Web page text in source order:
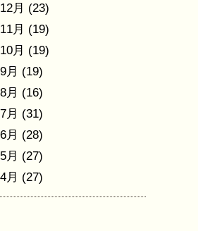
月 (23)
月 (19)
月 (19)
月 (19)
月 (16)
月 (31)
月 (28)
月 (27)
月 (27)